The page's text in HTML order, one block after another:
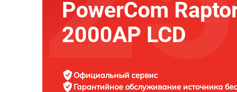
PowerCom
2000AP LCD
Официальный сервис
Гарантийное обслуживание источника